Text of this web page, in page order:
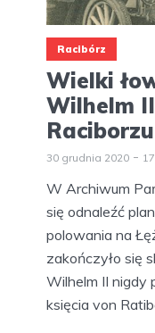
Racibórz
Wielki
Wilhelm
Raciborzu
30 grudnia 2020
W Archiwum
się odnaleźć
polowania na
zakończyło się
Wilhelm II nigdy
księcia von